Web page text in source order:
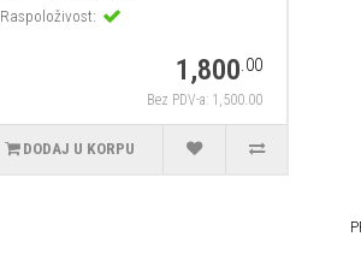
Raspoloživost:
1,800.00
Bez PDV-a: 1,500.00
DODAJ U KORPU